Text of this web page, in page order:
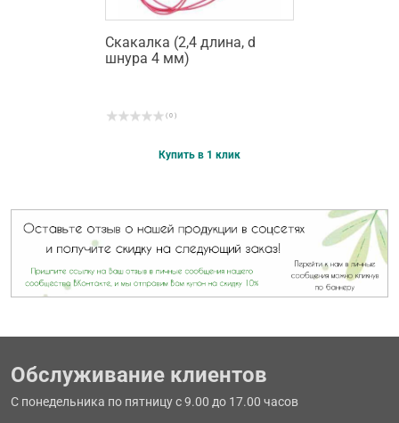
Скакалка (2,4 длина, d
шнура 4 мм)
( 0 )
Купить в 1 клик
Обслуживание клиентов
С понедельника по пятницу с 9.00 до 17.00 часов